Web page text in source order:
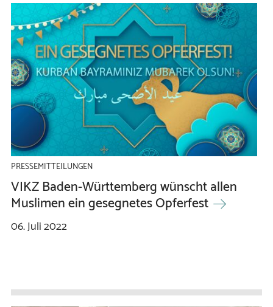
PRESSEMITTEILUNGEN
VIKZ Baden-Württemberg wünscht allen
Muslimen ein gesegnetes Opferfest
06.Juli2022